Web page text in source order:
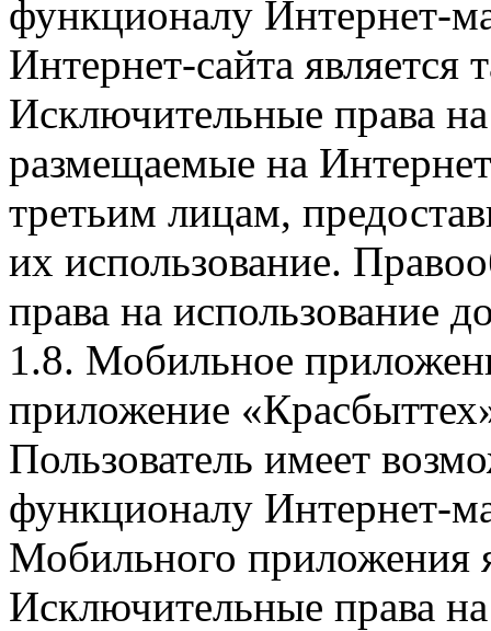
функционалу Интернет-
Интернет-сайта
Исключительные права
размещаемые на
третьим лицам,
их использование.
права на использование
1.8. Мобильное
приложение
Пользователь имеет
функционалу Интернет-
Мобильного приложения
Исключительные права